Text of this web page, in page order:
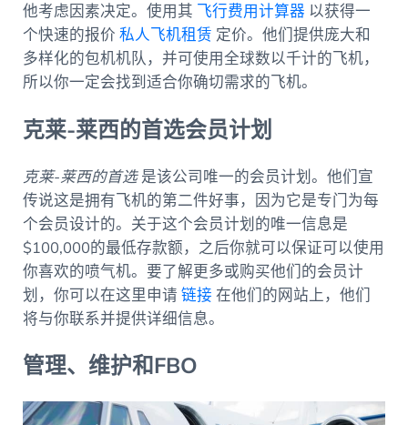
他考虑因素决定。使用其 飞行费用计算器 以获得一
个快速的报价 私人飞机租赁 定价。他们提供庞大和
多样化的包机机队，并可使用全球数以千计的飞机，
所以你一定会找到适合你确切需求的飞机。
克莱-莱西的首选会员计划
克莱-莱西的首选是该公司唯一的会员计划。他们宣
传说这是拥有飞机的第二件好事，因为它是专门为每
个会员设计的。关于这个会员计划的唯一信息是
$100,000的最低存款额，之后你就可以保证可以使用
你喜欢的喷气机。要了解更多或购买他们的会员计
划，你可以在这里申请 链接 在他们的网站上，他们
将与你联系并提供详细信息。
管理、维护和FBO